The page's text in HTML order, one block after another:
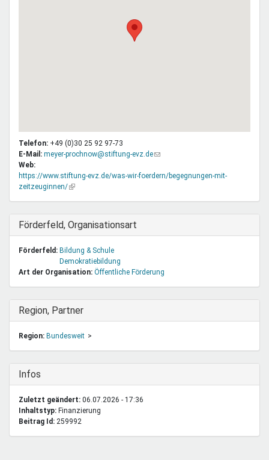
Telefon: +49 (0)30 25 92 97-73
E-Mail: meyer-prochnow@stiftung-evz.de(Link
E-
Web:
https://www.stiftung-evz.de/was-wir-foerdern/begegnungen-mit-
zeitzeuginnen/(Link
Ausblenden
Förderfeld, Organisationsart
Förderfeld: Bildung & Schule
Demokratiebildung
Art der Organisation: Öffentliche Förderung
Ausblenden
Region, Partner
Region: Bundesweit
Ausblenden
Infos
Zuletzt geändert: 06.07.2026 - 17:36
Inhaltstyp:
finanzierung
Beitrag Id: 259992